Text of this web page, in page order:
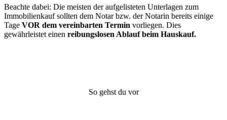
Beachte dabei: Die meisten der aufgelisteten Unterlagen zum
Immobilienkauf sollten dem Notar bzw. der Notarin bereits einige
Tage VOR dem vereinbarten Termin vorliegen. Dies
gewährleistet einen reibungslosen Ablauf beim Hauskauf.
So gehst du vor